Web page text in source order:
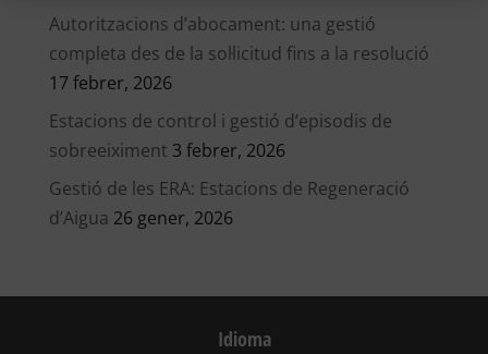
Autoritzacions d’abocament: una gestió
completa des de la sol·licitud fins a la resolució
17 febrer, 2026
Estacions de control i gestió d’episodis de
sobreeiximent 3 febrer, 2026
Gestió de les ERA: Estacions de Regeneració
d’Aigua 26 gener, 2026
Idioma